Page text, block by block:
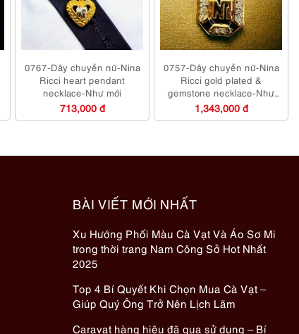
0767-Dây chuyền nữ-Nina
Ricci heart pendant
necklace-Như mới
713,000 đ
0757-Dây chuyền nữ-Nina
Ricci gold plated &
gemstone necklace-Như
mới
1,343,000 đ
BÀI VIẾT MỚI NHẤT
Xu Hướng Phối Màu Cà Vạt Và Áo Sơ Mi
trong thời trang Nam Công Sở Hot Nhất
2025
Top 4 Bí Quyết Khi Chọn Mua Cà Vạt –
Giúp Quý Ông Trở Nên Lịch Lãm
Caravat hàng hiệu đã qua sử dụng – Bí